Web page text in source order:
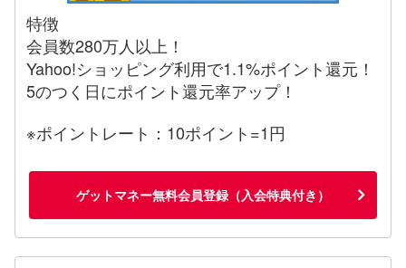
特徴
会員数280万人以上！
Yahoo!ショッピング利用で1.1%ポイント還元！
5のつく日にポイント還元率アップ！
※ポイントレート：10ポイント=1円
ゲットマネー無料会員登録（入会特典付き）